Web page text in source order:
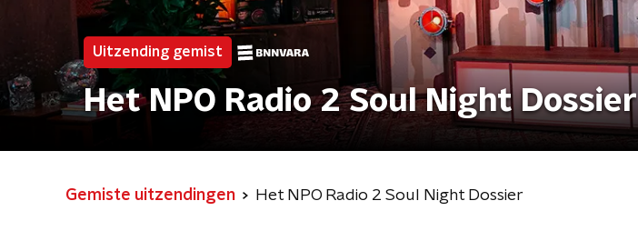
Uitzending gemist
Het NPO Radio 2 Soul Night Dossier
Gemiste uitzendingen Het NPO Radio 2 Soul Night Dossier